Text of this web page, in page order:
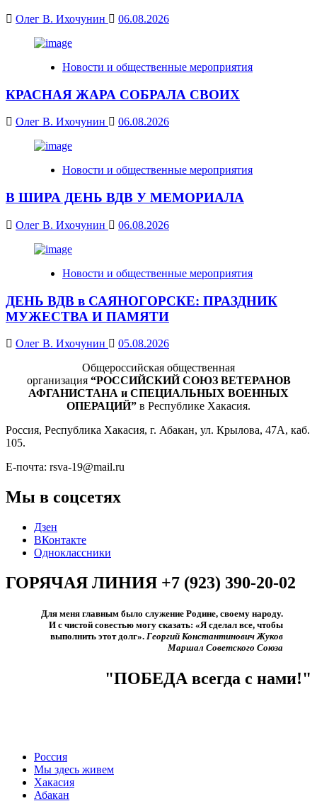
Олег В. Ихочунин 06.08.2026
Новости и общественные мероприятия
КРАСНАЯ ЖАРА СОБРАЛА СВОИХ
Олег В. Ихочунин 06.08.2026
Новости и общественные мероприятия
В ШИРА ДЕНЬ ВДВ У МЕМОРИАЛА
Олег В. Ихочунин 06.08.2026
Новости и общественные мероприятия
ДЕНЬ ВДВ в САЯНОГОРСКЕ: ПРАЗДНИК
МУЖЕСТВА И ПАМЯТИ
Олег В. Ихочунин
05.08.2026
Общероссийская общественная
организация “РОССИЙСКИЙ СОЮЗ ВЕТЕРАНОВ
АФГАНИСТАНА и СПЕЦИАЛЬНЫХ ВОЕННЫХ
ОПЕРАЦИЙ” в Республике Хакасия.
Россия, Республика Хакасия, г. Абакан, ул. Крылова, 47А, каб.
105.
Е-почта: rsva-19@mail.ru
Мы в соцсетях
Дзен
ВКонтакте
Одноклассники
ГОРЯЧАЯ ЛИНИЯ +7 (923) 390-20-02
Для меня главным было служение Родине, своему народу.
И с чистой совестью могу сказать: «Я сделал все, чтобы
выполнить этот долг».​ Георгий Константинович Жуков
Маршал Советского Союза
"ПОБЕДА всегда с нами!"
Россия
Мы здесь живем
Хакасия
Абакан